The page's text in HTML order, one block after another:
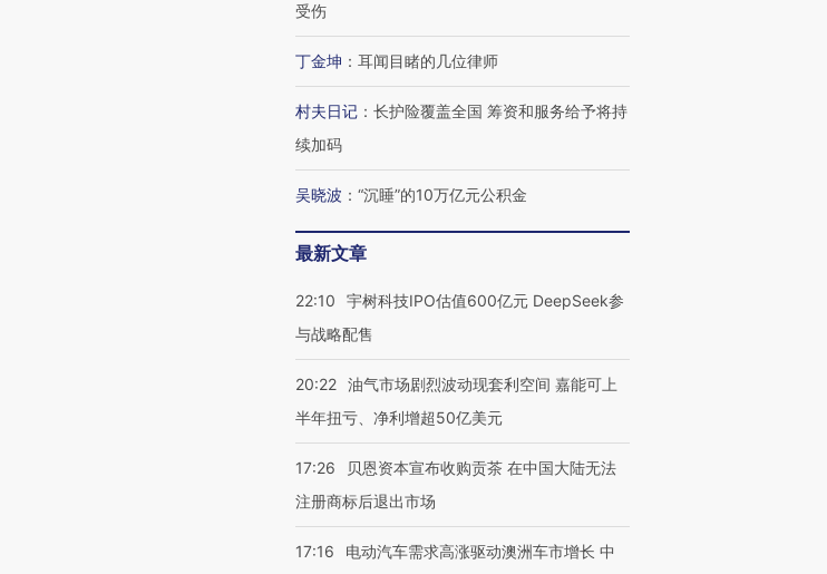
受伤
丁金坤 ： 耳闻目睹的几位律师
村夫日记 ： 长护险覆盖全国 筹资和服务给予将持
续加码
吴晓波 ： “沉睡”的10万亿元公积金
最新文章
22:10
宇树科技IPO估值600亿元 DeepSeek参
与战略配售
20:22 油气市场剧烈波动现套利空间 嘉能可上
半年扭亏、净利增超50亿美元
17:26
贝恩资本宣布收购贡茶 在中国大陆无法
注册商标后退出市场
17:16
电动汽车需求高涨驱动澳洲车市增长 中